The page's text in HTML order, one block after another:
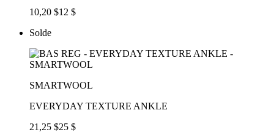
10,20 $12 $
Solde
SMARTWOOL
EVERYDAY TEXTURE ANKLE
21,25 $25 $